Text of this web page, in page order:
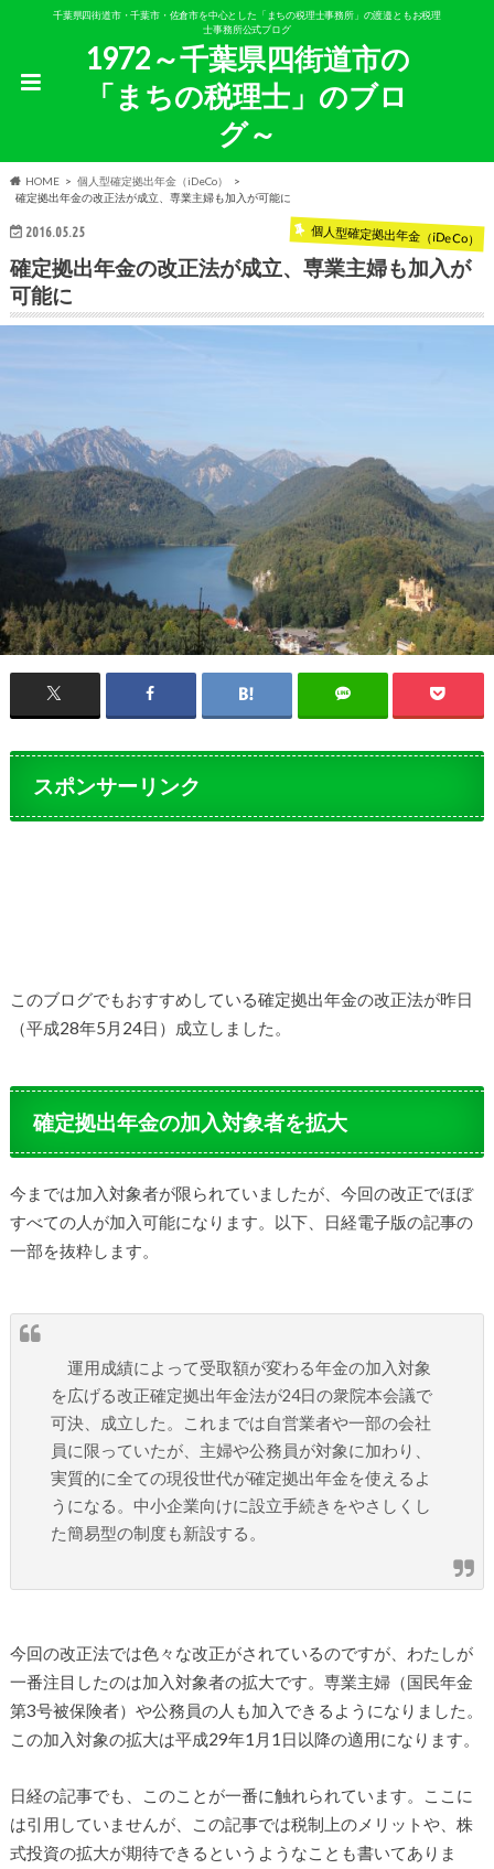
千葉県四街道市・千葉市・佐倉市を中心とした「まちの税理士事務所」の渡邉ともお税理
士事務所公式ブログ
1972～千葉県四街道市の
「まちの税理士」のブロ
グ～
HOME
個人型確定拠出年金（iDeCo）
確定拠出年金の改正法が成立、専業主婦も加入が可能に
2016.05.25 個人型確定拠出年金（iDeCo）
確定拠出年金の改正法が成立、専業主婦も加入が
可能に
スポンサーリンク
このブログでもおすすめしている確定拠出年金の改正法が昨日
（平成28年5月24日）成立しました。
確定拠出年金の加入対象者を拡大
今までは加入対象者が限られていましたが、今回の改正でほぼ
すべての人が加入可能になります。以下、日経電子版の記事の
一部を抜粋します。
運用成績によって受取額が変わる年金の加入対象
を広げる改正確定拠出年金法が24日の衆院本会議で
可決、成立した。これまでは自営業者や一部の会社
員に限っていたが、主婦や公務員が対象に加わり、
実質的に全ての現役世代が確定拠出年金を使えるよ
うになる。中小企業向けに設立手続きをやさしくし
た簡易型の制度も新設する。
今回の改正法では色々な改正がされているのですが、わたしが
一番注目したのは加入対象者の拡大です。専業主婦（国民年金
第3号被保険者）や公務員の人も加入できるようになりました。
この加入対象の拡大は平成29年1月1日以降の適用になります。
日経の記事でも、このことが一番に触れられています。ここに
は引用していませんが、この記事では税制上のメリットや、株
式投資の拡大が期待できるというようなことも書いてありま